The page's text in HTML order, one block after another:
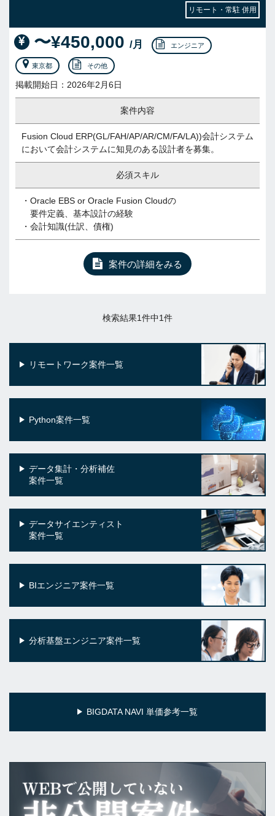
リモート・常駐 併用
〜¥450,000 /月 エンジニア
東京都 その他
掲載開始日：2026年2月6日
案件内容
Fusion Cloud ERP(GL/FAH/AP/AR/CM/FA/LA))会計システム
において会計システムに知見のある設計者を募集。
必須スキル
・Oracle EBS or Oracle Fusion Cloudの
要件定義、基本設計の経験
・会計知識(仕訳、債権)
案件の詳細をみる
検索結果1件中1件
リモートワーク案件一覧
Python案件一覧
データ集計・分析補佐
案件一覧
データサイエンティスト
案件一覧
BIエンジニア案件一覧
分析基盤エンジニア案件一覧
BIGDATA NAVI 単価参考一覧